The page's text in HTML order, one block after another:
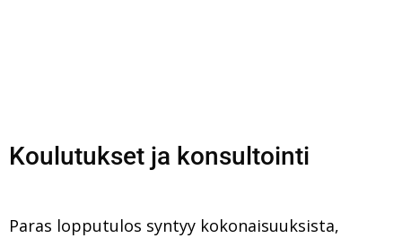
Koulutukset ja konsultointi
Paras lopputulos syntyy kokonaisuuksista,